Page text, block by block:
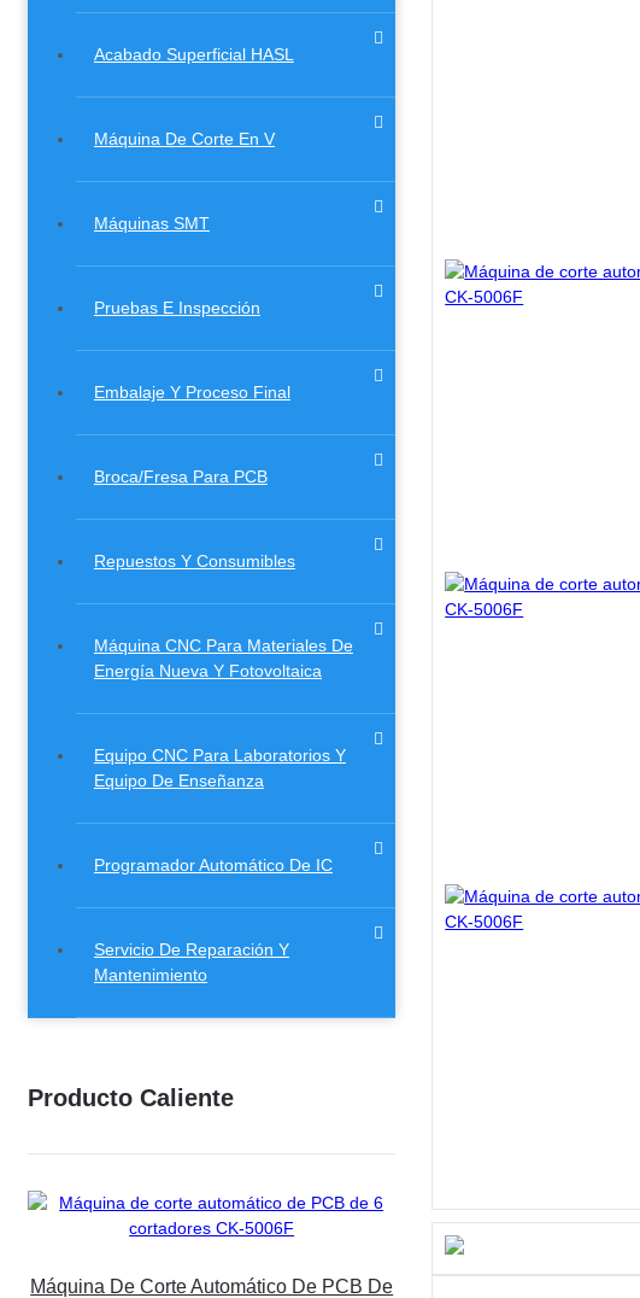
Acabado Superficial HASL
Máquina De Corte En V
Máquinas SMT
Pruebas E Inspección
Embalaje Y Proceso Final
Broca/Fresa Para PCB
Repuestos Y Consumibles
Máquina CNC Para Materiales De
Energía Nueva Y Fotovoltaica
Equipo CNC Para Laboratorios Y
Equipo De Enseñanza
Programador Automático De IC
Servicio De Reparación Y
Mantenimiento
Producto Caliente
Máquina De Corte Automático De PCB De